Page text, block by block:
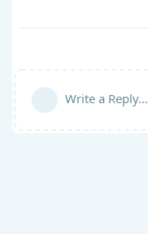
Write a Reply...